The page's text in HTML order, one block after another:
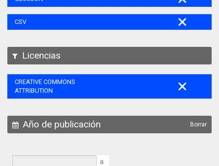
CSV
Licencias
CREATIVE COMMONS
ATTRIBUTION
Año de publicación Borrar
a